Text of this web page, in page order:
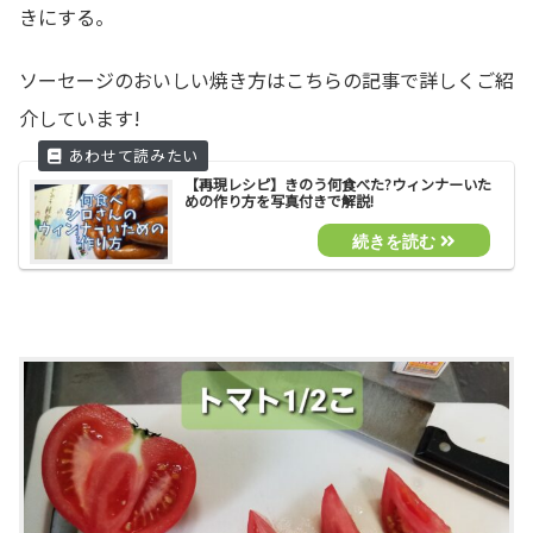
きにする。
ソーセージのおいしい焼き方はこちらの記事で詳しくご紹
介しています!
【再現レシピ】きのう何食べた?ウィンナーいた
めの作り方を写真付きで解説!